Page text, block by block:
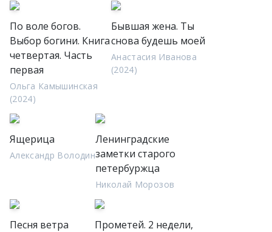
По воле богов.
Выбор богини. Книга
четвертая. Часть
первая
Ольга Камышинская
(2024)
Бывшая жена. Ты
снова будешь моей
Анастасия Иванова
(2024)
Ящерица
Александр Володин
Ленинградские
заметки старого
петербуржца
Николай Морозов
Песня ветра
Прометей. 2 недели,